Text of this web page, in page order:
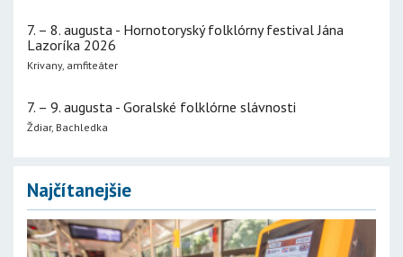
7. – 8. augusta - Hornotoryský folklórny festival Jána
Lazoríka 2026
Krivany, amfiteáter
7. – 9. augusta - Goralské folklórne slávnosti
Ždiar, Bachledka
Najčítanejšie